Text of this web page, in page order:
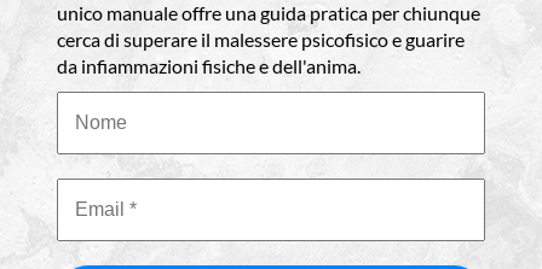
unico manuale offre una guida pratica per chiunque
cerca di superare il malessere psicofisico e guarire
da infiammazioni fisiche e dell'anima.